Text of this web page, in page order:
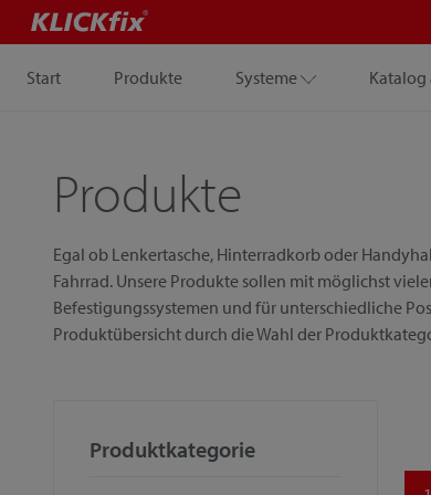
Start Produkte Systeme Katalog
Produkte
Egal ob Lenkertasche, Hinterradkorb oder
Fahrrad. Unsere Produkte sollen mit möglichst
Befestigungssystemen und für unterschiedliche
Produktübersicht durch die Wahl der
Produktkategorie